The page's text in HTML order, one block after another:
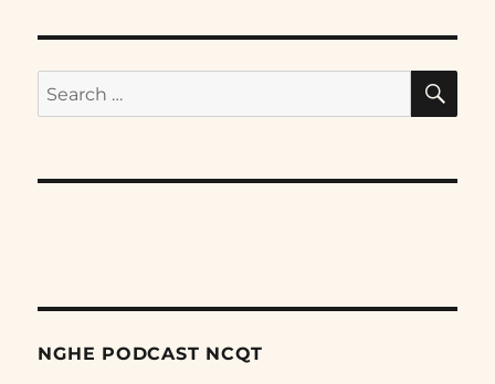
Search
for:
NGHE PODCAST NCQT